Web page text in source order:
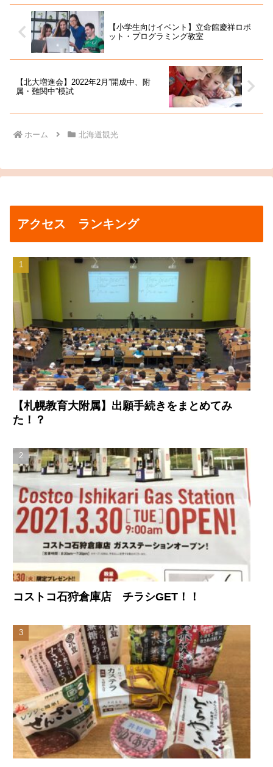
【小学生向けイベント】立命館慶祥ロボ
ット・プログラミング教室
【北大増進会】2022年2月”開成中、附
属・難関中”模試
ホーム 北海道観光
アクセス ランキング
【札幌教育大附属】出願手続きをまとめてみ
た！？
コストコ石狩倉庫店 チラシGET！！